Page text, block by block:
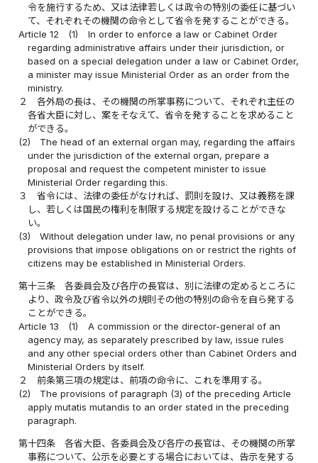
令を施行するため、又は法律若しくは政令の特別の委任に基づい
て、それぞれその機関の命令として省令を発することができる。
Article 12
(1)
In order to enforce a law or Cabinet Order
regarding administrative affairs under their jurisdiction, or
based on a special delegation under a law or Cabinet Order,
a minister may issue Ministerial Order as an order from the
ministry.
２
各外局の長は、その機関の所掌事務について、それぞれ主任の
各省大臣に対し、案をそなえて、省令を発することを求めること
ができる。
(2)
The head of an external organ may, regarding the affairs
under the jurisdiction of the external organ, prepare a
proposal and request the competent minister to issue
Ministerial Order regarding this.
３
省令には、法律の委任がなければ、罰則を設け、又は義務を課
し、若しくは国民の権利を制限する規定を設けることができな
い。
(3)
Without delegation under law, no penal provisions or any
provisions that impose obligations on or restrict the rights of
citizens may be established in Ministerial Orders.
第十三条
各委員会及び各庁の長官は、別に法律の定めるところに
より、政令及び省令以外の規則その他の特別の命令を自ら発する
ことができる。
Article 13
(1)
A commission or the director-general of an
agency may, as separately prescribed by law, issue rules
and any other special orders other than Cabinet Orders and
Ministerial Orders by itself.
２
前条第三項の規定は、前項の命令に、これを準用する。
(2)
The provisions of paragraph (3) of the preceding Article
apply mutatis mutandis to an order stated in the preceding
paragraph.
第十四条
各省大臣、各委員会及び各庁の長官は、その機関の所掌
事務について、公示を必要とする場合においては、告示を発する